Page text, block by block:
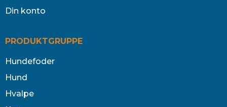
Din konto
PRODUKTGRUPPE
Hundefoder
Hund
Hvalpe